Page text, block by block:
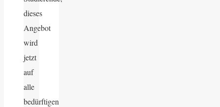
dieses
Angebot
wird
jetzt
auf
alle
bedürftigen